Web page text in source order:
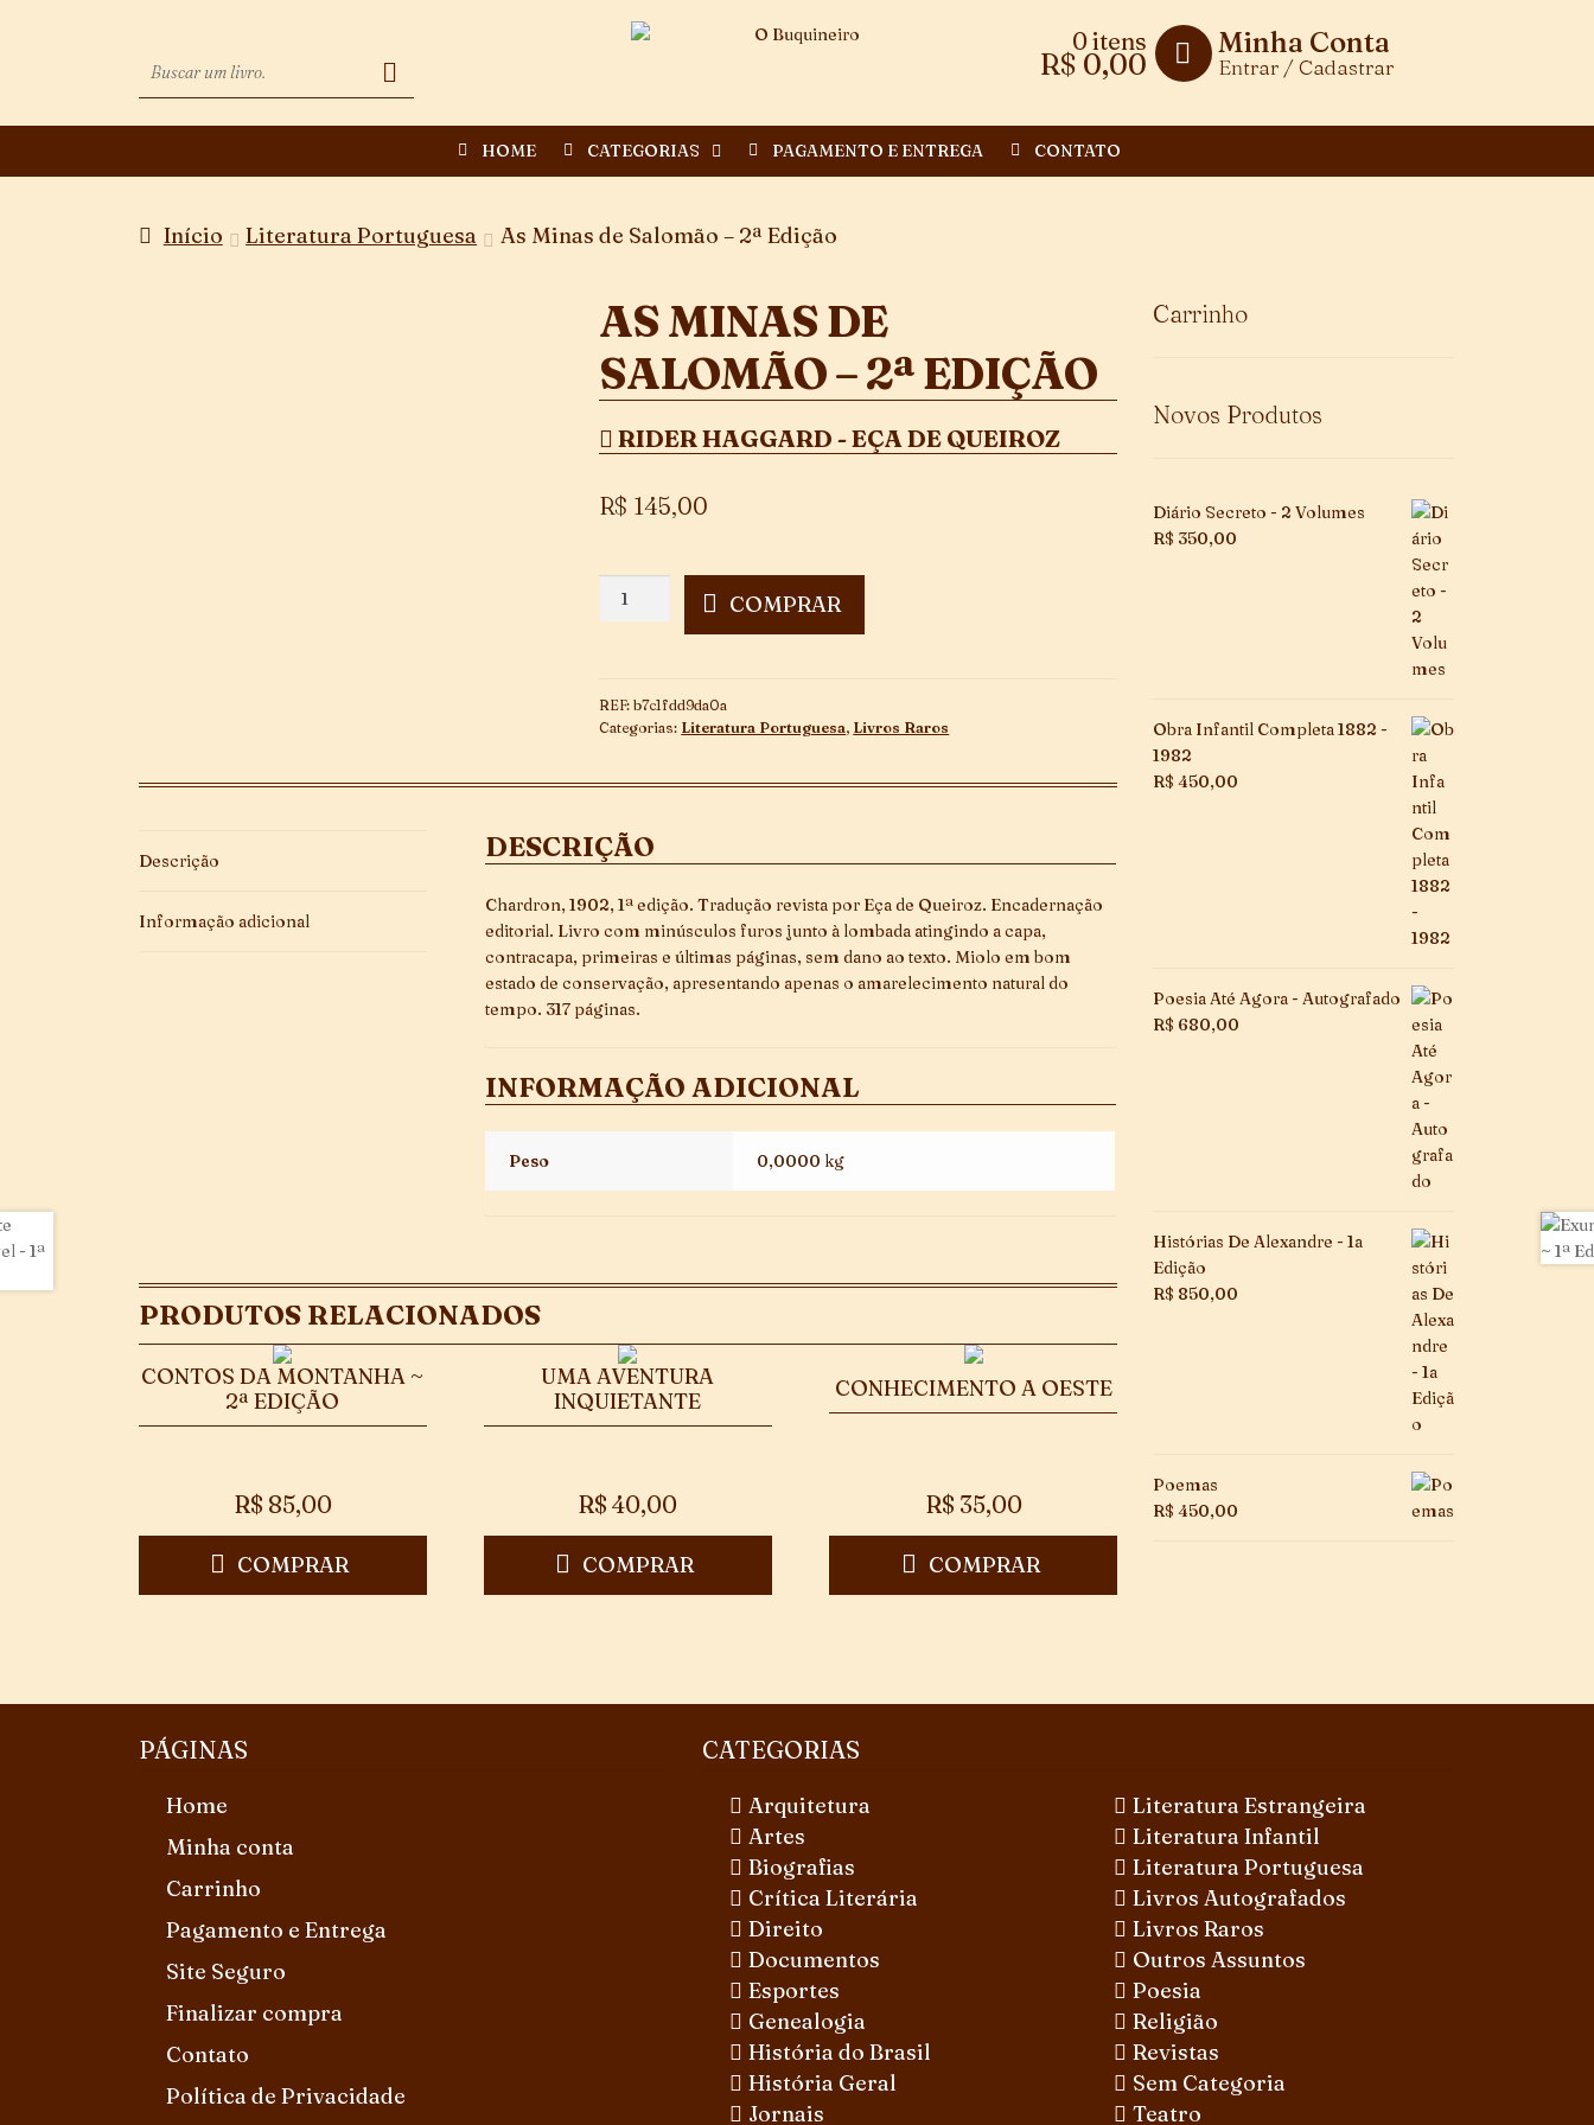
0 itens
R$ 0,00
Minha Conta
Entrar / Cadastrar
HOME CATEGORIAS PAGAMENTO E ENTREGA CONTATO
Início Literatura Portuguesa As Minas de Salomão – 2ª Edição
AS MINAS DE
SALOMÃO – 2ª EDIÇÃO
RIDER HAGGARD - EÇA DE QUEIROZ
R$ 145,00
2ª
Edição
COMPRAR
REF:b7c1fdd9da0a
Categorias: Literatura Portuguesa, Livros Raros
Descrição
Informação adicional
DESCRIÇÃO
Chardron, 1902, 1ª edição. Tradução revista por Eça de Queiroz. Encadernação
editorial. Livro com minúsculos furos junto à lombada atingindo a capa,
contracapa, primeiras e últimas páginas, sem dano ao texto. Miolo em bom
estado de conservação, apresentando apenas o amarelecimento natural do
tempo. 317 páginas.
INFORMAÇÃO ADICIONAL
Peso 0,0000 kg
PRODUTOS RELACIONADOS
CONTOS DA MONTANHA ~
2ª EDIÇÃO
R$ 85,00
COMPRAR
UMA AVENTURA
INQUIETANTE
R$ 40,00
COMPRAR
CONHECIMENTO A OESTE
R$ 35,00
COMPRAR
Carrinho
Novos Produtos
Diário Secreto - 2 Volumes
R$ 350,00
Obra Infantil Completa 1882 -
1982
R$ 450,00
Poesia Até Agora - Autografado
R$ 680,00
Histórias De Alexandre - 1a
Edição
R$ 850,00
Poemas
R$ 450,00
PÁGINAS
Home
Minha conta
Carrinho
Pagamento e Entrega
Site Seguro
Finalizar compra
Contato
Política de Privacidade
CATEGORIAS
Arquitetura
Artes
Biografias
Crítica Literária
Direito
Documentos
Esportes
Genealogia
História do Brasil
História Geral
Jornais
Literatura Estrangeira
Literatura Infantil
Literatura Portuguesa
Livros Autografados
Livros Raros
Outros Assuntos
Poesia
Religião
Revistas
Sem Categoria
Teatro